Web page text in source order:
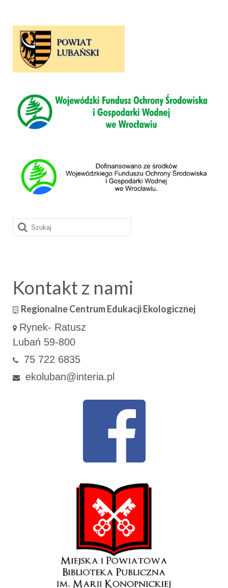
Szuklaj
w:
Kontakt z nami
Regionalne Centrum Edukacji Ekologicznej
Rynek- Ratusz
Lubań 59-800
75 722 6835
ekoluban@interia.pl